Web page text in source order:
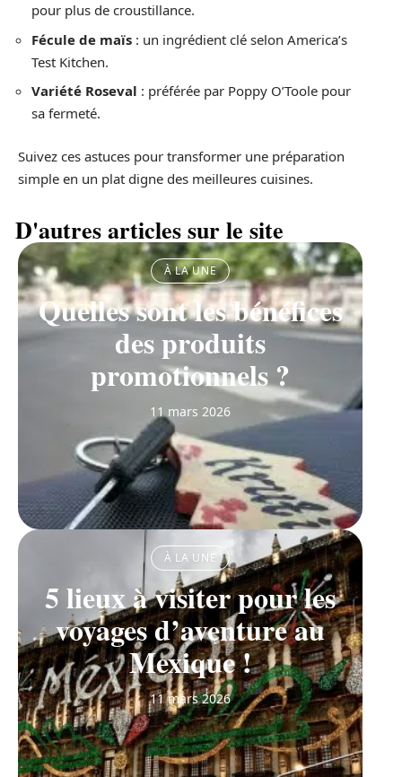
pour plus de croustillance.
Fécule de maïs : un ingrédient clé selon America’s
Test Kitchen.
Variété Roseval : préférée par Poppy O’Toole pour
sa fermeté.
Suivez ces astuces pour transformer une préparation
simple en un plat digne des meilleures cuisines.
D'autres articles sur le site
À LA UNE
Quelles sont les bénéfices
des produits
promotionnels ?
11 mars 2026
À LA UNE
5 lieux à visiter pour les
voyages d’aventure au
Mexique !
11 mars 2026